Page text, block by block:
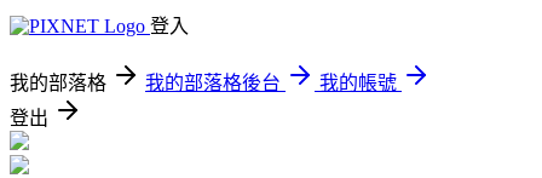
登入
我的部落格 我的部落格後台
我的帳號
登出